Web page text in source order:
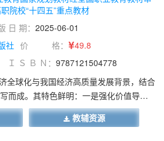
院校“十四五”重点教材
日 期： 2025-06-01
社 价 格：
49.8
Ｉ Ｓ Ｂ Ｎ： 9787121504778
全球化与我国经济高质量发展背景，结合
而成。其特色鲜明：一是强化价值导
引，通过“案例—素养目标”等路径，引领
例新颖，以案例为载体构建四大模块，
教辅资源